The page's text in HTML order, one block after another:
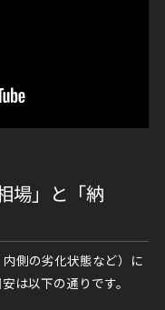
場」と「納
側の劣化状態など）に
は以下の通りです。